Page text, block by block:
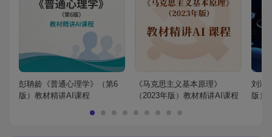
彭聃龄《普通心理学》（第6
版）教材精讲AI课程
《马克思主义基本原理》
（2023年版）教材精讲AI课程
刘鸿
版）